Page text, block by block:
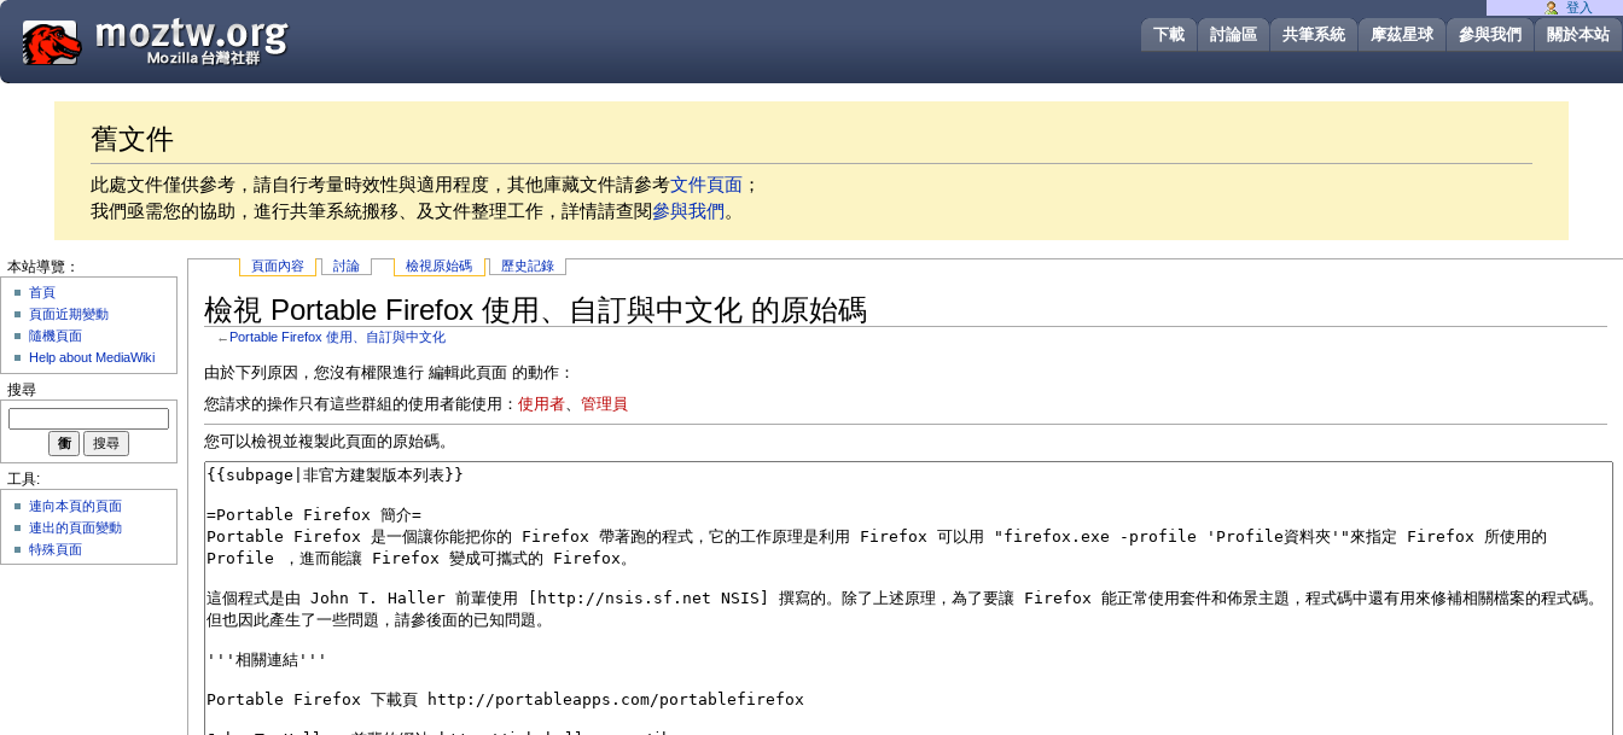
關於本站
參與我們
摩茲星球
共筆系統
討論區
下載
舊文件
此處文件僅供參考，請自行考量時效性與適用程度，其他庫藏文件請參考文件頁面 ；
我們亟需您的協助，進行共筆系統搬移、及文件整理工作，詳情請查閱參與我們。
頁面內容 討論 檢視原始碼 歷史記錄
檢視 Portable Firefox 使用、自訂與中文化 的原始碼
← Portable Firefox 使用、自訂與中文化
由於下列原因，您沒有權限進行 編輯此頁面 的動作：
您請求的操作只有這些群組的使用者能使用： 使用者、 管理員
您可以檢視並複製此頁面的原始碼。
登入
本站導覽：
首頁
頁面近期變動
隨機頁面
Help about MediaWiki
搜尋
工具:
連向本頁的頁面
連出的頁面變動
特殊頁面